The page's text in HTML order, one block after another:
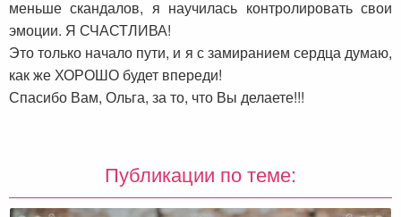
меньше скандалов, я научилась контролировать свои
эмоции. Я СЧАСТЛИВА!
Это только начало пути, и я с замиранием сердца думаю,
как же ХОРОШО будет впереди!
Спасибо Вам, Ольга, за то, что Вы делаете!!!
Публикации по теме: